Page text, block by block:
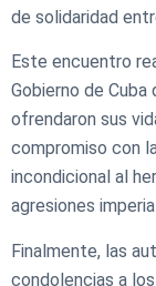
de solidaridad
Este encuentro
Gobierno de Cuba
ofrendaron sus
compromiso con
incondicional al
agresiones
Finalmente, las
condolencias a